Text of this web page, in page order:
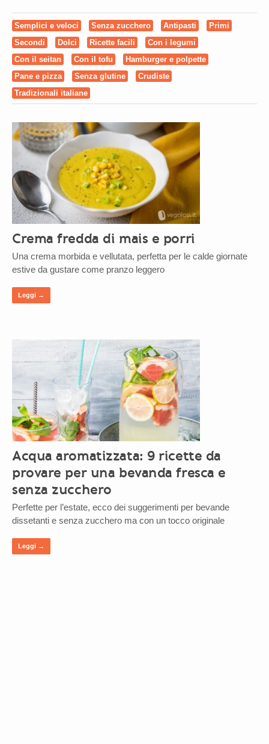
Semplici e veloci Senza zucchero Antipasti
Primi
Secondi
Dolci Ricette facili
Con i legumi
Con il seitan
Con il tofu
Hamburger e polpette
Pane e pizza
Senza glutine
Crudiste
Tradizionali italiane
Crema fredda di mais e porri
Una crema morbida e vellutata, perfetta per le calde giornate
estive da gustare come pranzo leggero
Leggi →
Acqua aromatizzata: 9 ricette da
provare per una bevanda fresca e
senza zucchero
Perfette per l’estate, ecco dei suggerimenti per bevande
dissetanti e senza zucchero ma con un tocco originale
Leggi →